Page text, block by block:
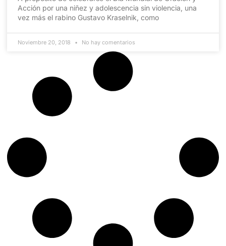
Acción por una niñez y adolescencia sin violencia, una
vez más el rabino Gustavo Kraselnik, como
Noviembre 20, 2018 No hay comentarios